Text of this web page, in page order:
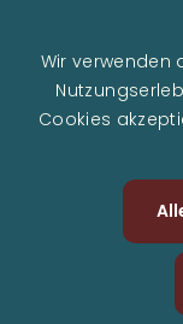
Wir verwenden
Cookies